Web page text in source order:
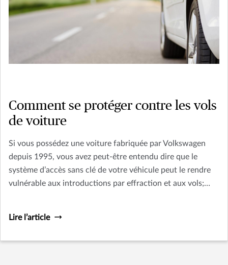
Comment se protéger contre les vols
de voiture
Si vous possédez une voiture fabriquée par Volkswagen
depuis 1995, vous avez peut-être entendu dire que le
système d’accès sans clé de votre véhicule peut le rendre
vulnérable aux introductions par effraction et aux vols;
Lire l’article